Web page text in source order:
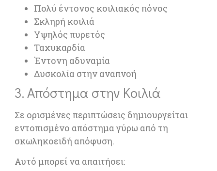
Πολύ έντονος κοιλιακός πόνος
Σκληρή κοιλιά
Υψηλός πυρετός
Ταχυκαρδία
Έντονη αδυναμία
Δυσκολία στην αναπνοή
3. Απόστημα στην Κοιλιά
Σε ορισμένες περιπτώσεις δημιουργείται
εντοπισμένο απόστημα γύρω από τη
σκωληκοειδή απόφυση.
Αυτό μπορεί να απαιτήσει: